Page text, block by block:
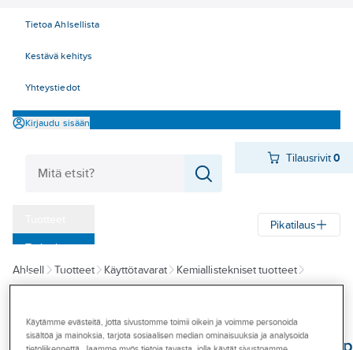
Tietoa Ahlsellista
Kestävä kehitys
Yhteystiedot
Kirjaudu sisään
Tilausrivit 0
‎Tarjoukset
Myymälät
Konseptit
Pikatilaus
Ahlsell Tuotteet Käyttötavarat
Kemiallistekniset tuotteet
Teollisuuspuhdistusaineet ja rasvanpoisto
Rasvanpoisto
AT-TUOTE
IPA-Spray
Käytämme evästeitä, jotta sivustomme toimii oikein ja voimme personoida
sisältöä ja mainoksia, tarjota sosiaalisen median ominaisuuksia ja analysoida